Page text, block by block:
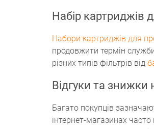
Набір картриджів
Набори картриджів для
продовжити термін
різних типів фільтрів від
Відгуки та знижки
Багато покупців
інтернет-магазинах